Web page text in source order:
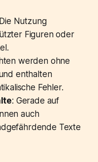
Nutzung
Figuren oder
werden ohne
enthalten
Fehler.
: Gerade auf
auch
Texte